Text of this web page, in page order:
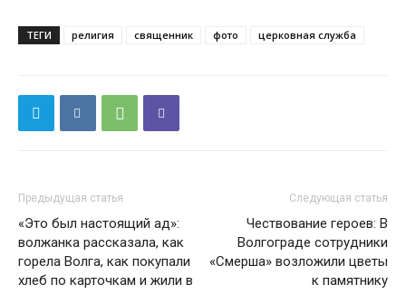
ТЕГИ религия священник фото церковная служба
Предыдущая статья
«Это был настоящий ад»:
волжанка рассказала, как
горела Волга, как покупали
хлеб по карточкам и жили в
Следующая статья
Чествование героев: В
Волгограде сотрудники
«Смерша» возложили цветы
к памятнику